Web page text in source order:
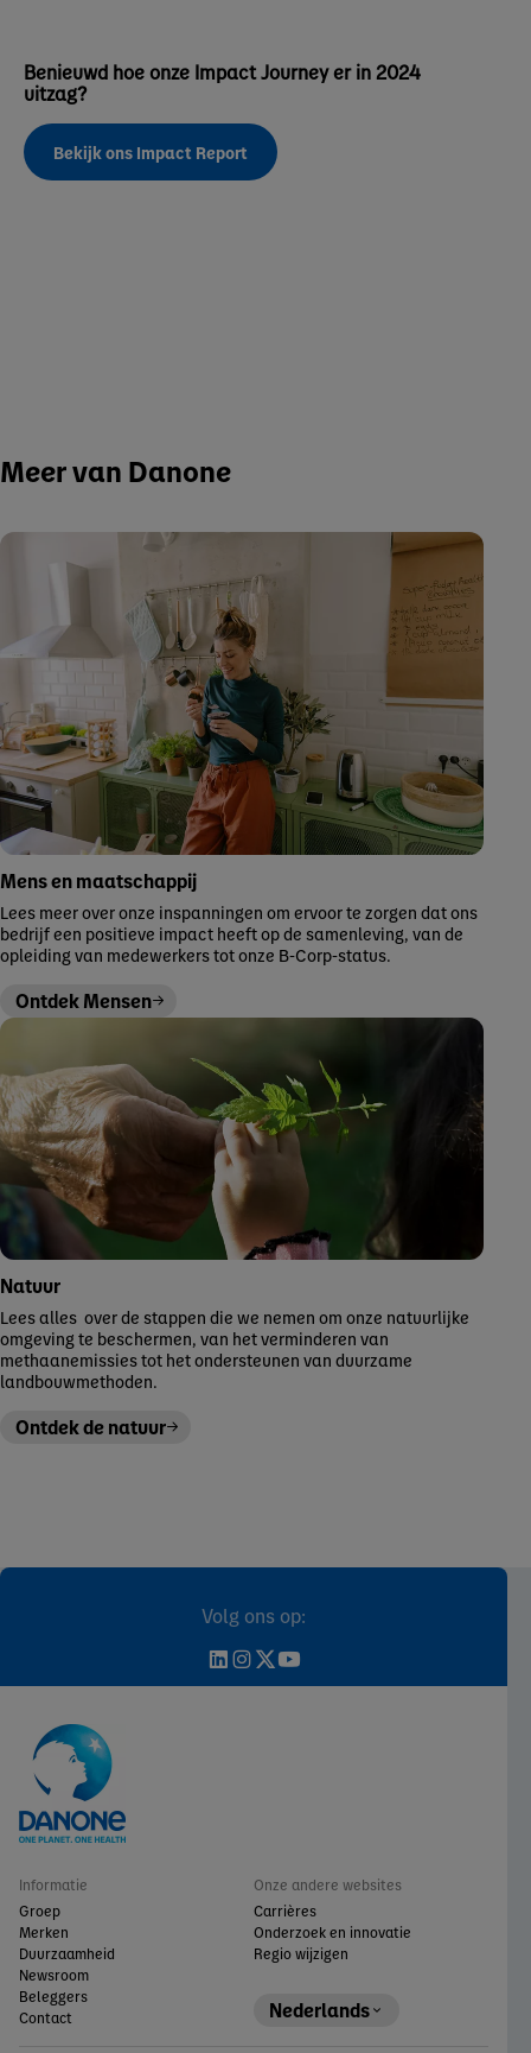
Benieuwd hoe onze Impact Journey er in 2024
uitzag?
Bekijk ons Impact Report
Meer van Danone
Mens en maatschappij
Lees meer over onze inspanningen om ervoor te zorgen dat ons
bedrijf een positieve impact heeft op de samenleving, van de
opleiding van medewerkers tot onze B-Corp-status.
Ontdek Mensen
Natuur
Lees alles over de stappen die we nemen om onze natuurlijke
omgeving te beschermen, van het verminderen van
methaanemissies tot het ondersteunen van duurzame
landbouwmethoden.
Ontdek de natuur
Volg ons op:
Informatie
Groep
Merken
Duurzaamheid
Newsroom
Beleggers
Contact
Onze andere websites
Carrières
Onderzoek en innovatie
Regio wijzigen
Nederlands